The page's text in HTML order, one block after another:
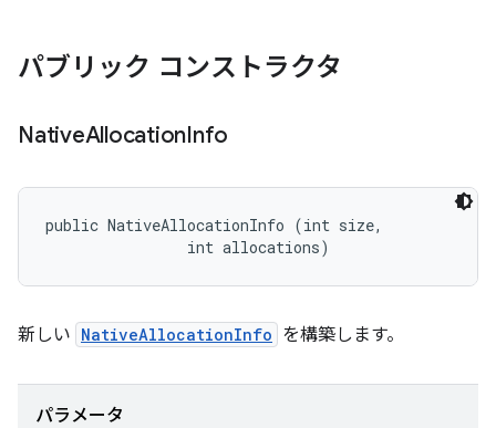
パブリック コンストラクタ
NativeAllocationInfo
public NativeAllocationInfo (int size,
                int allocations)
新しい NativeAllocationInfo を構築します。
パラメータ